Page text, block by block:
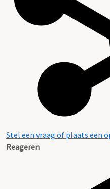
Stel een vraag of plaats een
Reageren